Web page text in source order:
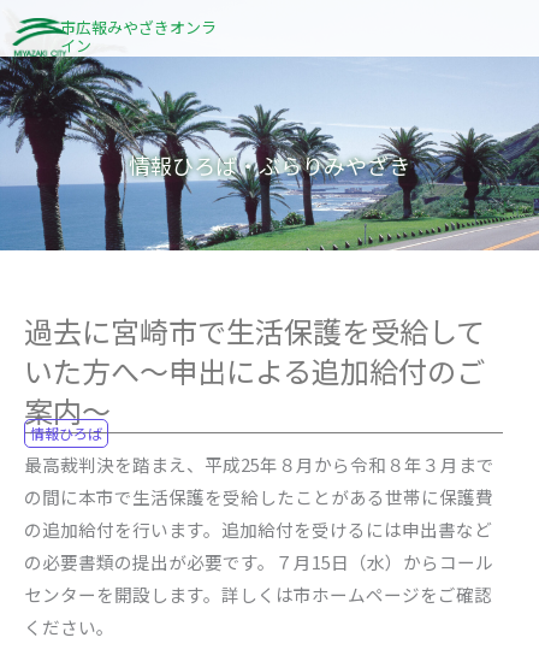
容
を
ス
キ
市広報みやざきオンラ
イン
情報ひろば・ぶらりみやざき
過去に宮崎市で生活保護を受給して
いた方へ～申出による追加給付のご
案内～
情報ひろば
最高裁判決を踏まえ、平成25年８月から令和８年３月まで
の間に本市で生活保護を受給したことがある世帯に保護費
の追加給付を行います。追加給付を受けるには申出書など
の必要書類の提出が必要です。７月15日（水）からコール
センターを開設します。詳しくは市ホームページをご確認
ください。